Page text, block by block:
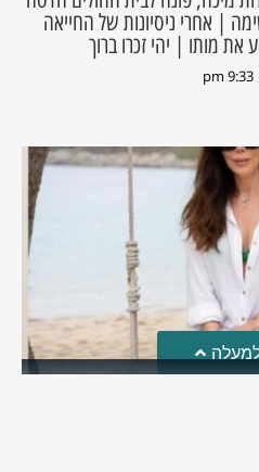
| אחרי ניסיונות של החייאה
את מותו | יהי זכרו ברוך
9:33 pm